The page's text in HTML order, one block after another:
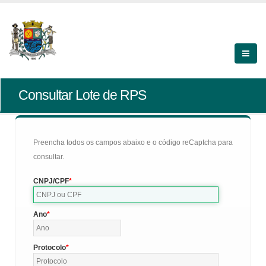
Consultar Lote de RPS
Preencha todos os campos abaixo e o código reCaptcha para
consultar.
CNPJ/CPF
Ano
Protocolo